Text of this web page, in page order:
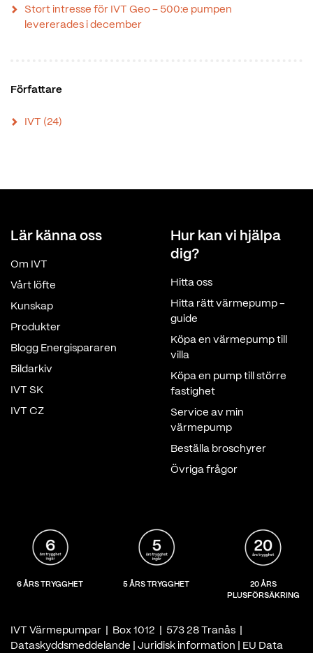
Stort intresse för IVT Geo – 500:e pumpen
levererades i december
Författare
IVT (24)
Lär känna oss
Om IVT
Vårt löfte
Kunskap
Produkter
Blogg Energispararen
Bildarkiv
IVT SK
IVT CZ
Hur kan vi hjälpa
dig?
Hitta oss
Hitta rätt värmepump -
guide
Köpa en värmepump till
villa
Köpa en pump till större
fastighet
Service av min
värmepump
Beställa broschyrer
Övriga frågor
6 ÅRS TRYGGHET 5 ÅRS TRYGGHET
20 ÅRS
PLUSFÖRSÄKRING
IVT Värmepumpar | Box 1012 | 573 28 Tranås |
Dataskyddsmeddelande
Juridisk information EU Data